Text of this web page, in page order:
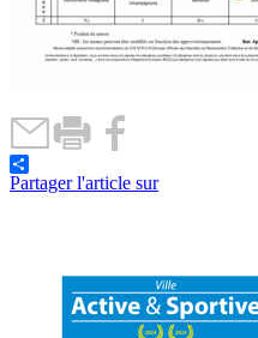
Partager l'article sur